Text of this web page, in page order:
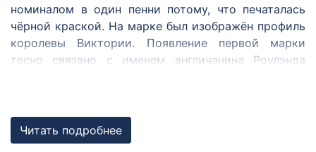
номиналом в один пенни потому, что печаталась
чёрной краской. На марке был изображён профиль
королевы Виктории. Появление первой марки
тесно связано с именем англичанина Роулэнда
цены почтовой услуги, наклеивающийся на
конверт. И оказался первым, кому удалось идею,
Читать подробнее